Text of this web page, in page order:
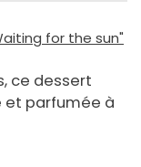
for the sun"
ce dessert
et parfumée à